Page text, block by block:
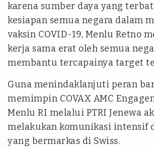
karena sumber daya yang
kesiapan semua negara dalam
vaksin COVID-19, Menlu Retno
kerja sama erat oleh semua
membantu tercapainya target
Guna menindaklanjuti peran
memimpin COVAX AMC
Menlu RI melalui PTRI Jenewa
melakukan komunikasi intensif
yang bermarkas di Swiss.